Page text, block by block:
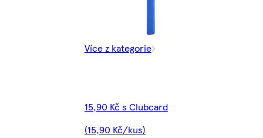
Více z kategorie
15,90 Kč s Clubcard
(15,90 Kč/kus)